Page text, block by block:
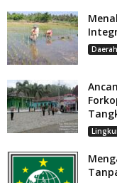
Daerah